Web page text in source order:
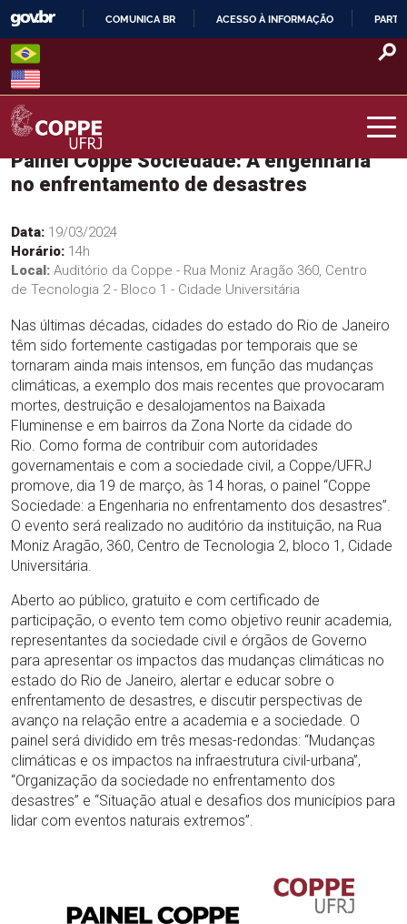
Skip
content
O
COMUNICA BR ACESSO À INFORMAÇÃO
COPPE – UFRJ
Painel Coppe Sociedade: A engenharia
no enfrentamento de desastres
Data: 19/03/2024
Horário: 14h
Local: Auditório da Coppe - Rua Moniz Aragão 360, Centro
de Tecnologia 2 - Bloco 1 - Cidade Universitária
Nas últimas décadas, cidades do estado do Rio de Janeiro
têm sido fortemente castigadas por temporais que se
tornaram ainda mais intensos, em função das mudanças
climáticas, a exemplo dos mais recentes que provocaram
mortes, destruição e desalojamentos na Baixada
Fluminense e em bairros da Zona Norte da cidade do
Rio. Como forma de contribuir com autoridades
governamentais e com a sociedade civil, a Coppe/UFRJ
promove, dia 19 de março, às 14 horas, o painel “Coppe
Sociedade: a Engenharia no enfrentamento dos desastres”.
O evento será realizado no auditório da instituição, na Rua
Moniz Aragão, 360, Centro de Tecnologia 2, bloco 1, Cidade
Universitária.
Aberto ao público, gratuito e com certificado de
participação, o evento tem como objetivo reunir academia,
representantes da sociedade civil e órgãos de Governo
para apresentar os impactos das mudanças climáticas no
estado do Rio de Janeiro, alertar e educar sobre o
enfrentamento de desastres, e discutir perspectivas de
avanço na relação entre a academia e a sociedade. O
painel será dividido em três mesas-redondas: “Mudanças
climáticas e os impactos na infraestrutura civil-urbana”,
“Organização da sociedade no enfrentamento dos
desastres” e “Situação atual e desafios dos municípios para
lidar com eventos naturais extremos”.